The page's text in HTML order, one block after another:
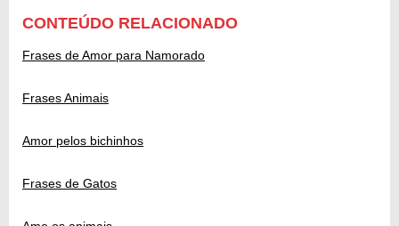
CONTEÚDO RELACIONADO
Frases de Amor para Namorado
Frases Animais
Amor pelos bichinhos
Frases de Gatos